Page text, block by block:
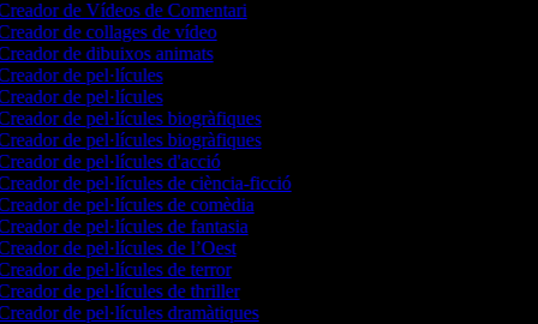
de Vídeos de Comentari
de collages de vídeo
de dibuixos animats
de pel·lícules
de pel·lícules
de pel·lícules biogràfiques
de pel·lícules biogràfiques
de pel·lícules d'acció
de pel·lícules de ciència-ficció
de pel·lícules de comèdia
de pel·lícules de fantasia
de pel·lícules de l’Oest
de pel·lícules de terror
de pel·lícules de thriller
de pel·lícules dramàtiques